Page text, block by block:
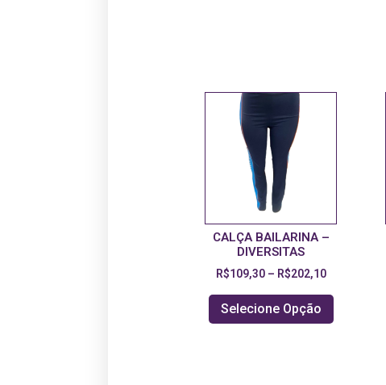
CALÇA BAILARINA –
DIVERSITAS
R$109,30– R$202,10
Selecione Opção